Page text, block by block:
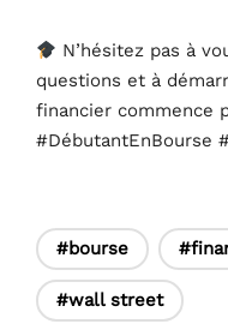
N’hésitez pas à
questions et à
financier commence
#DébutantEnBourse
#bourse
#wall street